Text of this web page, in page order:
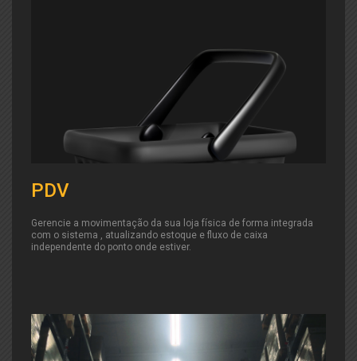
PDV
Gerencie a movimentação da sua loja física de forma integrada
com o sistema , atualizando estoque e fluxo de caixa
independente do ponto onde estiver.